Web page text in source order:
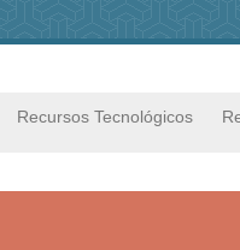
Recursos Tecnológicos